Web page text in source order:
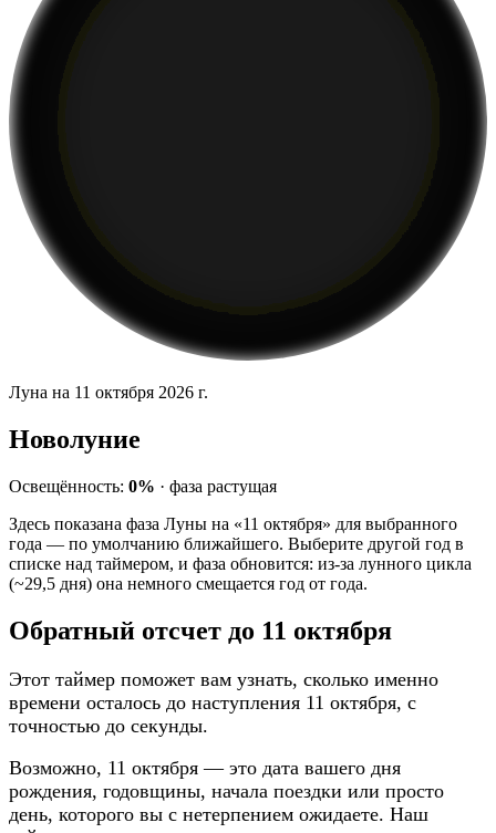
Луна на 11 октября 2026 г.
Новолуние
Освещённость: 0% · фаза растущая
Здесь показана фаза Луны на «11 октября» для выбранного
года — по умолчанию ближайшего. Выберите другой год в
списке над таймером, и фаза обновится: из-за лунного цикла
(~29,5 дня) она немного смещается год от года.
Обратный отсчет до 11 октября
Этот таймер поможет вам узнать, сколько именно
времени осталось до наступления 11 октября, с
точностью до секунды.
Возможно, 11 октября — это дата вашего дня
рождения, годовщины, начала поездки или просто
день, которого вы с нетерпением ожидаете. Наш